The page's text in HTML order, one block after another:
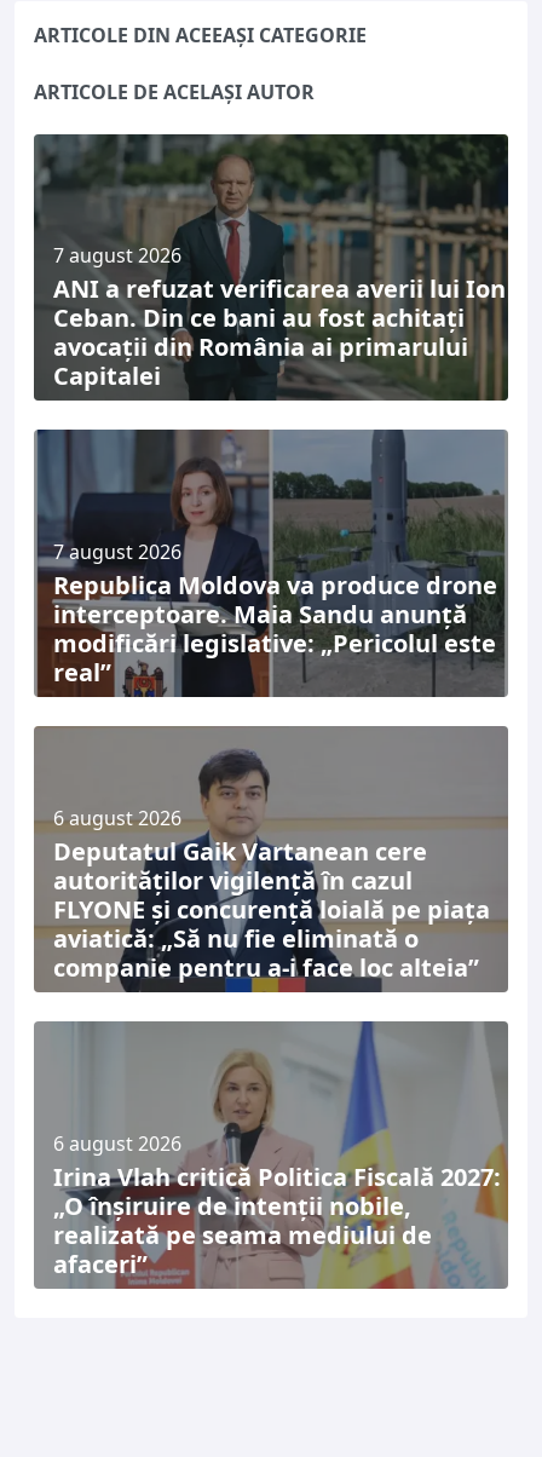
ARTICOLE DIN ACEEAȘI CATEGORIE
ARTICOLE DE ACELAȘI AUTOR
7 august 2026
ANI a refuzat verificarea averii lui Ion
Ceban. Din ce bani au fost achitați
avocații din România ai primarului
Capitalei
7 august 2026
Republica Moldova va produce drone
interceptoare. Maia Sandu anunță
modificări legislative: „Pericolul este
real”
6 august 2026
Deputatul Gaik Vartanean cere
autorităților vigilență în cazul
FLYONE și concurență loială pe piața
aviatică: „Să nu fie eliminată o
companie pentru a-i face loc alteia”
6 august 2026
Irina Vlah critică Politica Fiscală 2027:
„O înșiruire de intenții nobile,
realizată pe seama mediului de
afaceri”